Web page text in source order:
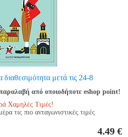
διαθεσιμότητα μετά τις 24-8
από οποιοδήποτε eshop point!
Χαμηλές Τιμές!
τις πιο ανταγωνιστικές τιμές
4.49 €